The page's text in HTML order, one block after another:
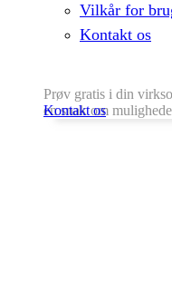
Vilkår for
Kontakt os
Prøv gratis i din
en snak om
Kontakt os